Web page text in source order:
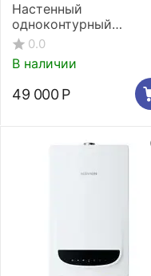
Настенный
одноконтурный
газовый котел Navien
Deluxe One -35k
0.0
В наличии
49 000 Р